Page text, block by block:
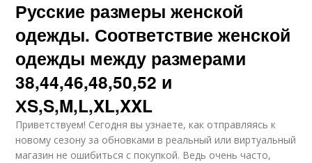
Русские размеры женской
одежды. Соответствие женской
одежды между размерами
38,44,46,48,50,52 и
ХS,S,M,L,XL,XXL
Приветствуем! Сегодня вы узнаете, как отправляясь к
новому сезону за обновками в реальный или виртуальный
магазин не ошибиться с покупкой. Ведь очень часто,